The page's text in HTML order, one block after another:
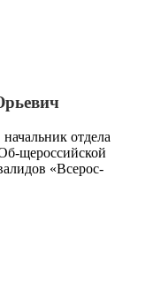
отдела
щероссийской
«Всерос-